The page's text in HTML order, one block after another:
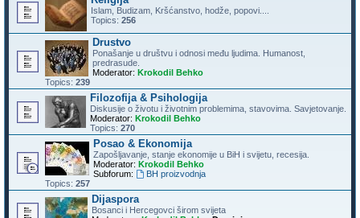
Islam, Budizam, Kršćanstvo, hodže, popovi....
Topics: 256
Drustvo
Ponašanje u društvu i odnosi među ljudima. Humanost,
predrasude.
Moderator: Krokodil Behko
Topics: 239
Filozofija & Psihologija
Diskusije o životu i životnim problemima, stavovima. Savjetovanje.
Moderator: Krokodil Behko
Topics: 270
Posao & Ekonomija
Zapošljavanje, stanje ekonomije u BiH i svijetu, recesija.
Moderator: Krokodil Behko
Subforum:
BH proizvodnja
Topics: 257
Dijaspora
Bosanci i Hercegovci širom svijeta